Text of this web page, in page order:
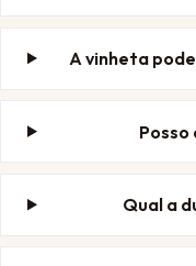
A vinheta
Posso
Qual a